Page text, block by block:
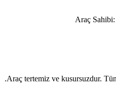
Araç tertemiz ve kusursuzdur. Tüm